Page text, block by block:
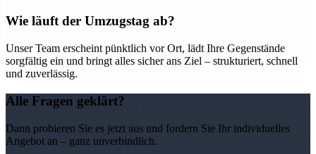
Wie läuft der Umzugstag ab?
Unser Team erscheint pünktlich vor Ort, lädt Ihre Gegenstände
sorgfältig ein und bringt alles sicher ans Ziel – strukturiert, schnell
und zuverlässig.
Alle Fragen geklärt?
Dann probieren Sie es jetzt aus und fordern Sie Ihr individuelles
Angebot an – ganz unverbindlich.